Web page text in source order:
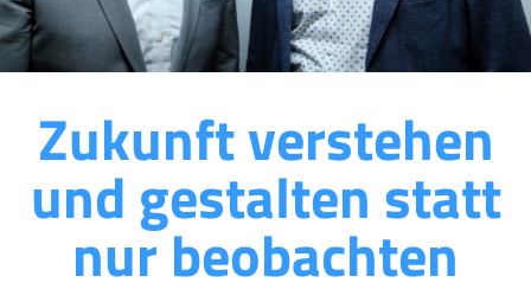
Zukunft verstehen
und gestalten statt
nur beobachten